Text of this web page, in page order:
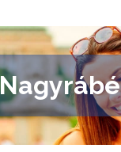
Nagyrábé